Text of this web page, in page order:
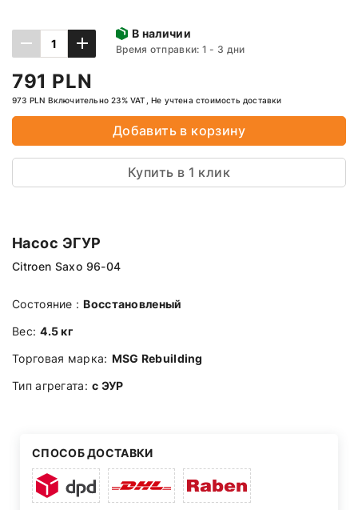
Насос ЭГУР
Citroen Saxo 96-04
Состояние : Восстановленый
Вес: 4.5 кг
Торговая марка: MSG Rebuilding
Тип агрегата: с ЭУР
791 PLN
973 PLN Включительно 23% VAT, Не учтена стоимость доставки
В наличии
Время отправки: 1 - 3 дни
Добавить в корзину
Купить в 1 клик
СПОСОБ ДОСТАВКИ